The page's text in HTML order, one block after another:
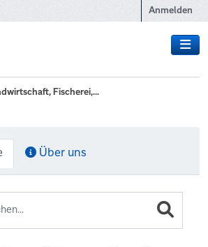
Anmelden
Fischerei,...
Über uns